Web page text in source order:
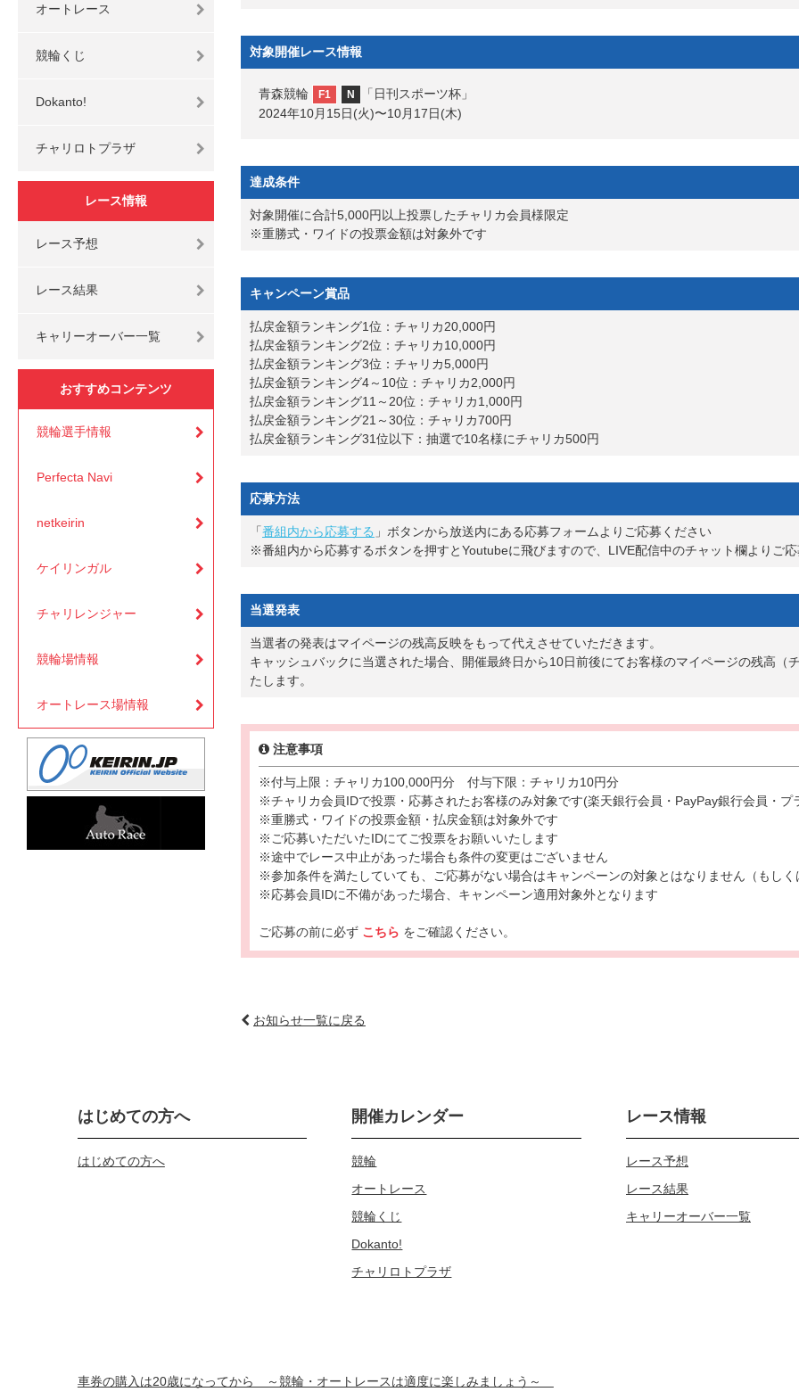
オートレース
競輪くじ
Dokanto!
チャリロトプラザ
レース情報
レース予想
レース結果
キャリーオーバー一覧
おすすめコンテンツ
競輪選手情報
Perfecta Navi
netkeirin
ケイリンガル
チャリレンジャー
競輪場情報
オートレース場情報
対象開催レース情報
青森競輪 F1 N
「日刊スポーツ杯」
2024年10月15日(火)〜10月17日(木)
達成条件
対象開催に合計5,000円以上投票したチャリカ会員様限定
※重勝式・ワイドの投票金額は対象外です
キャンペーン賞品
払戻金額ランキング1位：チャリカ20,000円
払戻金額ランキング2位：チャリカ10,000円
払戻金額ランキング3位：チャリカ5,000円
払戻金額ランキング4～10位：チャリカ2,000円
払戻金額ランキング11～20位：チャリカ1,000円
払戻金額ランキング21～30位：チャリカ700円
払戻金額ランキング31位以下：抽選で10名様にチャリカ500円
応募方法
「番組内から応募する 」ボタンから放送内にある応募フォームよりご応募ください
※番組内から応募するボタンを押すとYoutubeに飛びますので、LIVE配信中のチャット欄よりご
当選発表
当選者の発表はマイページの残高反映をもって代えさせていただきます。
キャッシュバックに当選された場合、開催最終日から10日前後にてお客様のマイページの残高（
たします。
注意事項
※付与上限：チャリカ100,000円分 付与下限：チャリカ10円分
※チャリカ会員IDで投票・応募されたお客様のみ対象です(楽天銀行会員・PayPay銀行会員・プ
※重勝式・ワイドの投票金額・払戻金額は対象外です
※ご応募いただいたIDにてご投票をお願いいたします
※途中でレース中止があった場合も条件の変更はございません
※参加条件を満たしていても、ご応募がない場合はキャンペーンの対象とはなりません（もしく
※応募会員IDに不備があった場合、キャンペーン適用対象外となります
ご応募の前に必ず こちら をご確認ください。
お知らせ一覧に戻る
はじめての方へ
はじめての方へ
開催カレンダー
競輪
オートレース
競輪くじ
Dokanto!
チャリロトプラザ
レース情報
レース予想
レース結果
キャリーオーバー一覧
車券の購入は20歳になってから ～競輪・オートレースは適度に楽しみましょう～